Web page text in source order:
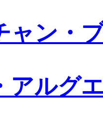
ャン・
アルグ